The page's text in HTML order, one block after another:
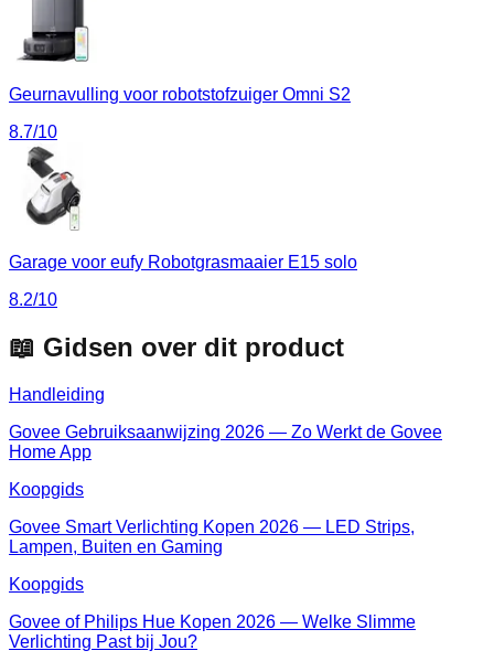
Geurnavulling voor robotstofzuiger Omni S2
8.7/10
Garage voor eufy Robotgrasmaaier E15 solo
8.2/10
📖 Gidsen over dit product
Handleiding
Govee Gebruiksaanwijzing 2026 — Zo Werkt de Govee
Home App
Koopgids
Govee Smart Verlichting Kopen 2026 — LED Strips,
Lampen, Buiten en Gaming
Koopgids
Govee of Philips Hue Kopen 2026 — Welke Slimme
Verlichting Past bij Jou?